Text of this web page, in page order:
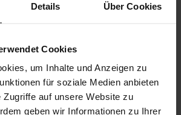
Details Über Cookies
Cookies
um Inhalte und Anzeigen zu
für soziale Medien anbieten
Zugriffe auf unsere Website zu
geben wir Informationen zu Ihrer
Griesbach